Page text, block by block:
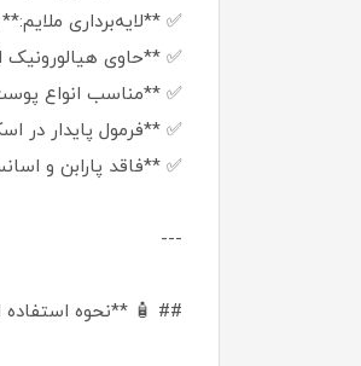
✅ **لایه‌برداری
✅ **حاوی هیالورونیک
✅ **مناسب انواع
✅ **فرمول پایدار در
✅ **فاقد پارابن و
---
## 🧴 **نحوه استفاده از سرم